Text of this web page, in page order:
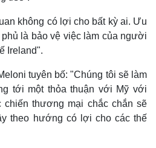
không có lợi cho bất kỳ ai. Ưu
là bảo vệ việc làm của người
Ireland".
tuyên bố: "Chúng tôi sẽ làm
tới một thỏa thuận với Mỹ với
chiến thương mại chắc chắn sẽ
theo hướng có lợi cho các thế